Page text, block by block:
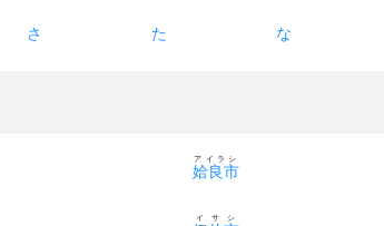
さ た な
姶良市
アイラシ
イサシ